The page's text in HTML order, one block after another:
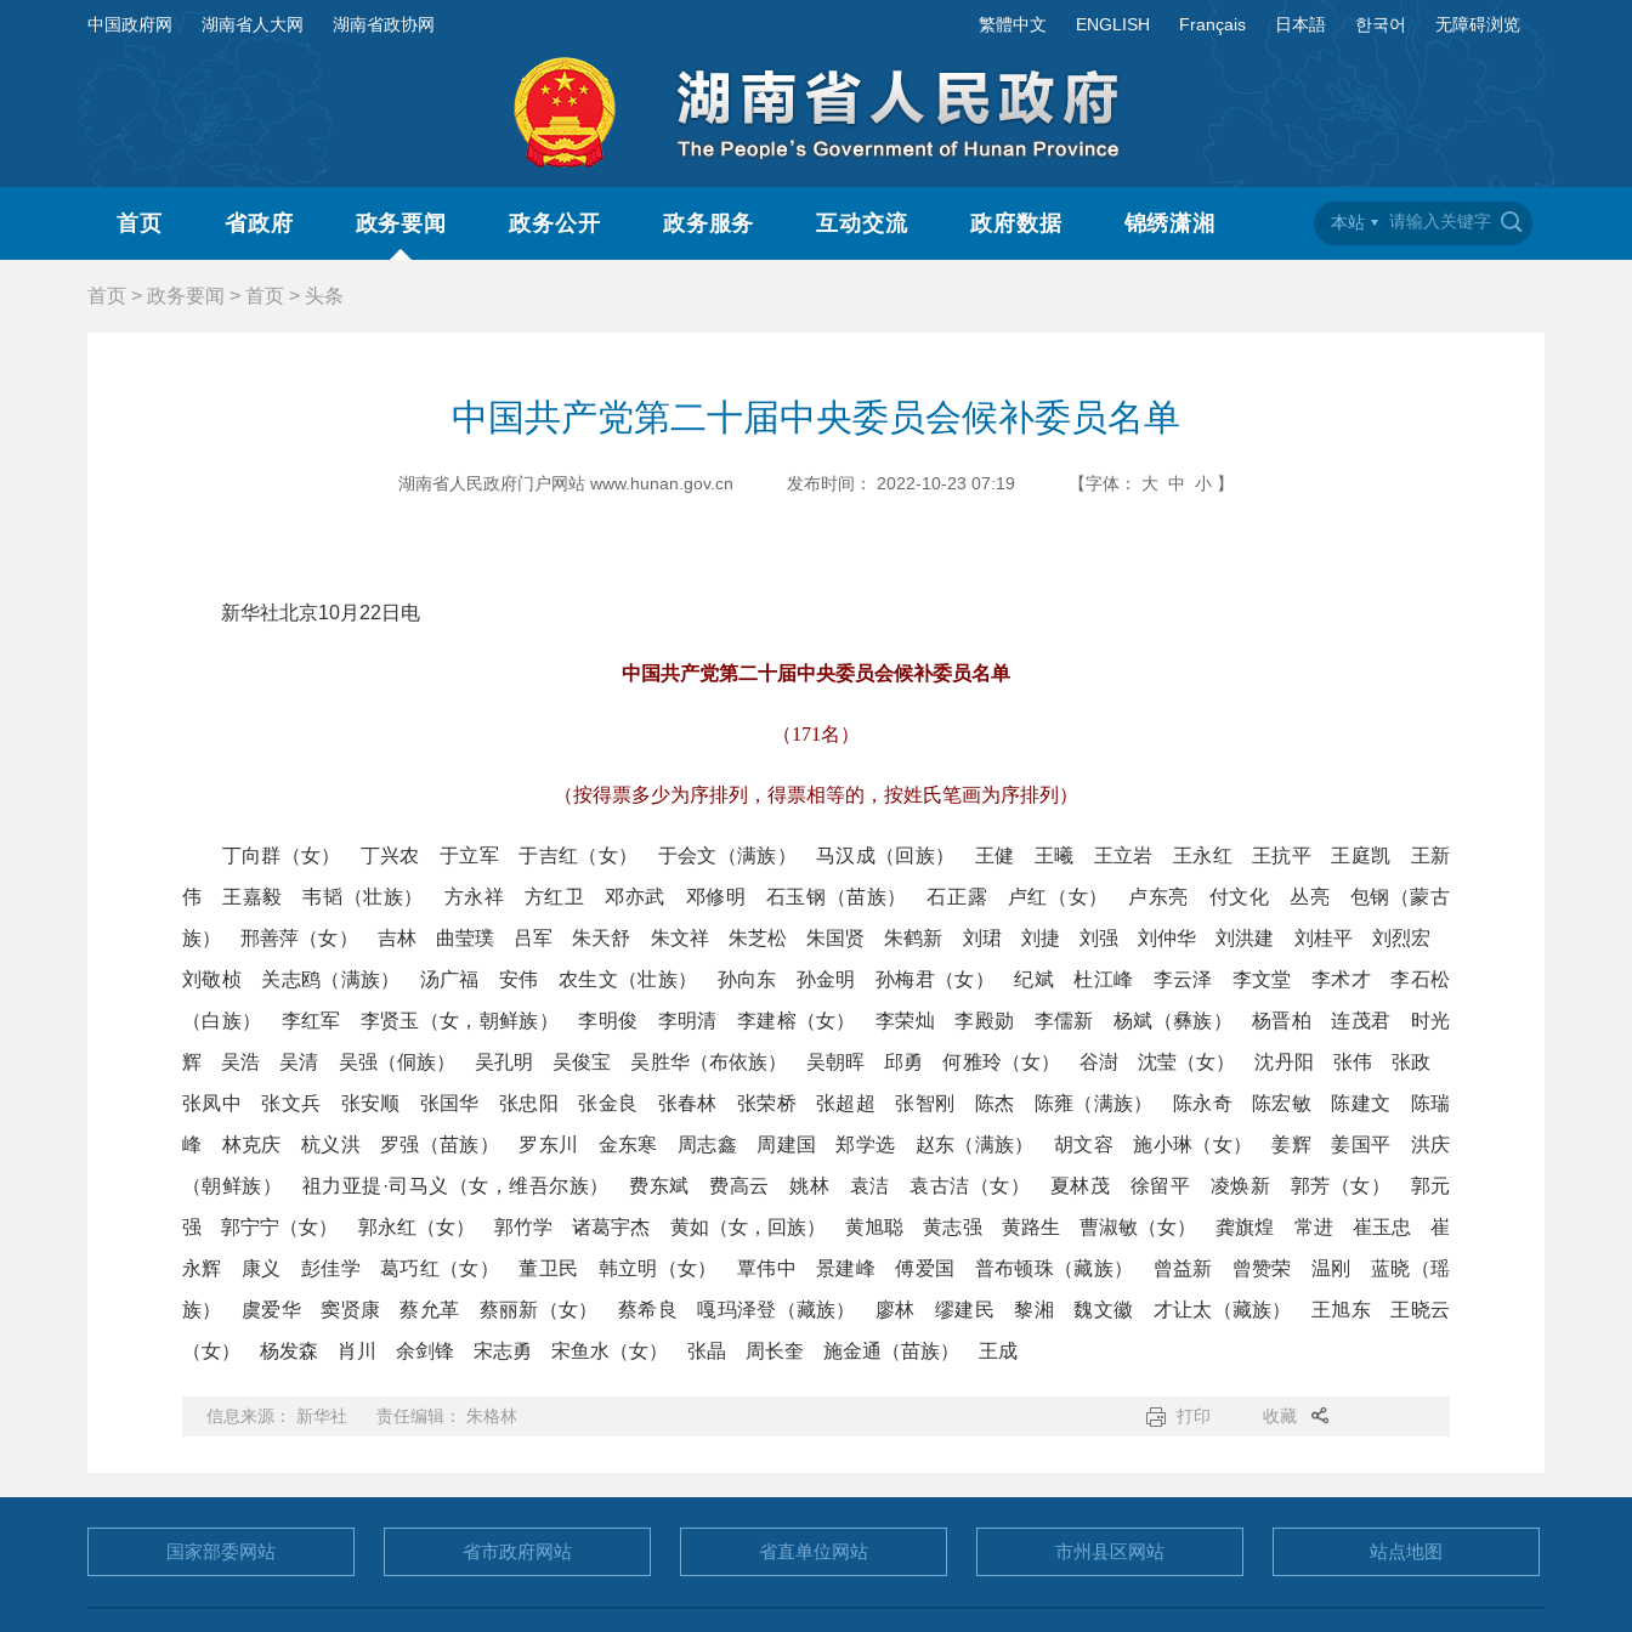
中国政府网 湖南省人大网 湖南省政协网 繁體中文 ENGLISH Français 日本語 한국어 无障碍浏览
首页 省政府 政务要闻 政务公开 政务服务 互动交流 政府数据 锦绣潇湘 本站
首页 > 政务要闻 > 首页 > 头条
中国共产党第二十届中央委员会候补委员名单
湖南省人民政府门户网站 www.hunan.gov.cn 发布时间： 2022-10-23 07:19 【字体： 大 中 小 】
新华社北京10月22日电
中国共产党第二十届中央委员会候补委员名单
（171名）
（按得票多少为序排列，得票相等的，按姓氏笔画为序排列）
丁向群（女） 丁兴农 于立军 于吉红（女） 于会文（满族） 马汉成（回族） 王健 王曦 王立岩 王永红 王抗平 王庭凯 王新
伟 王嘉毅 韦韬（壮族） 方永祥 方红卫 邓亦武 邓修明 石玉钢（苗族） 石正露 卢红（女） 卢东亮 付文化 丛亮 包钢（蒙古
族） 邢善萍（女） 吉林 曲莹璞 吕军 朱天舒 朱文祥 朱芝松 朱国贤 朱鹤新 刘珺 刘捷 刘强 刘仲华 刘洪建 刘桂平 刘烈宏
刘敬桢 关志鸥（满族） 汤广福 安伟 农生文（壮族） 孙向东 孙金明 孙梅君（女） 纪斌 杜江峰 李云泽 李文堂 李术才 李石松
（白族） 李红军 李贤玉（女，朝鲜族） 李明俊 李明清 李建榕（女） 李荣灿 李殿勋 李儒新 杨斌（彝族） 杨晋柏 连茂君 时光
辉 吴浩 吴清 吴强（侗族） 吴孔明 吴俊宝 吴胜华（布依族） 吴朝晖 邱勇 何雅玲（女） 谷澍 沈莹（女） 沈丹阳 张伟 张政
张凤中 张文兵 张安顺 张国华 张忠阳 张金良 张春林 张荣桥 张超超 张智刚 陈杰 陈雍（满族） 陈永奇 陈宏敏 陈建文 陈瑞
峰 林克庆 杭义洪 罗强（苗族） 罗东川 金东寒 周志鑫 周建国 郑学选 赵东（满族） 胡文容 施小琳（女） 姜辉 姜国平 洪庆
（朝鲜族） 祖力亚提·司马义（女，维吾尔族） 费东斌 费高云 姚林 袁洁 袁古洁（女） 夏林茂 徐留平 凌焕新 郭芳（女） 郭元
强 郭宁宁（女） 郭永红（女） 郭竹学 诸葛宇杰 黄如（女，回族） 黄旭聪 黄志强 黄路生 曹淑敏（女） 龚旗煌 常进 崔玉忠 崔
永辉 康义 彭佳学 葛巧红（女） 董卫民 韩立明（女） 覃伟中 景建峰 傅爱国 普布顿珠（藏族） 曾益新 曾赞荣 温刚 蓝晓（瑶
族） 虞爱华 窦贤康 蔡允革 蔡丽新（女） 蔡希良 嘎玛泽登（藏族） 廖林 缪建民 黎湘 魏文徽 才让太（藏族） 王旭东 王晓云
（女） 杨发森 肖川 余剑锋 宋志勇 宋鱼水（女） 张晶 周长奎 施金通（苗族） 王成
信息来源： 新华社 责任编辑： 朱格林 打印 收藏
国家部委网站 省市政府网站 省直单位网站 市州县区网站 站点地图